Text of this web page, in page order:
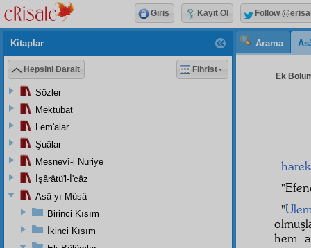
Arama
Ek
"
hem
Kitaplar
Hepsini Daralt Fihrist
Sözler
Mektubat
Lem'alar
Şuâlar
Mesnevî-i Nuriye
İşârâtü'l-İ'câz
Asâ-yı Mûsâ
Birinci Kısım
İkinci Kısım
Giriş Kayıt Ol Follow